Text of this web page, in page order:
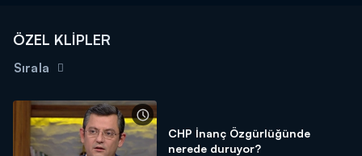
ÖZEL KLİPLER
Sırala
CHP İnanç Özgürlüğünde
nerede duruyor?